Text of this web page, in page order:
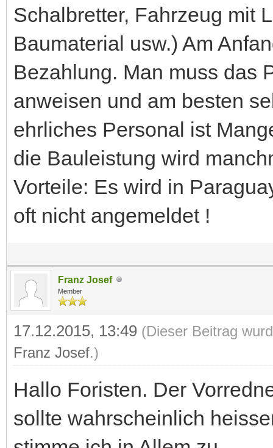
Schalbretter, Fahrzeug mit
Baumaterial usw.) Am
Bezahlung. Man muss das
anweisen und am besten
ehrliches Personal ist
die Bauleistung wird
Vorteile: Es wird in
oft nicht angemeldet !
Franz Josef
Member
17.12.2015, 13:49 (Dieser Beitrag
Franz Josef.)
Hallo Foristen. Der
sollte wahrscheinlich